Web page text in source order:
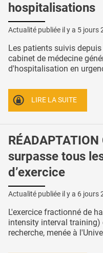
hospitalisations
Actualité publiée il y a 5 jours
Les patients suivis
cabinet de médecine
d'hospitalisation en
LIRE LA SUITE
surpasse tous
d’exercice
Actualité publiée il y a 6 jours
L'exercice fractionné de
intensity interval training)
recherche, menée à